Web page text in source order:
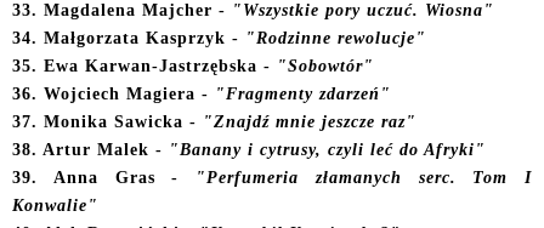
33. Magdalena Majcher - "Wszystkie pory uczuć. Wiosna"
34. Małgorzata Kasprzyk - "Rodzinne rewolucje"
35. Ewa Karwan-Jastrzębska - "Sobowtór"
36. Wojciech Magiera - "Fragmenty zdarzeń"
37. Monika Sawicka - "Znajdź mnie jeszcze raz"
38. Artur Malek - "Banany i cytrusy, czyli leć do Afryki"
39. Anna Gras -
"Perfumeria złamanych serc. Tom I
Konwalie"